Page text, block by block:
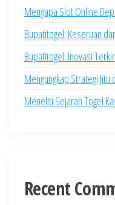
Mengapa Slot Online
Bupatitogel: Keseruan
Bupatitogel: Inovasi
Mengungkap Strategi
Meneliti Sejarah Togel
Recent